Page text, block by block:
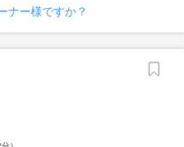
ナー様ですか？